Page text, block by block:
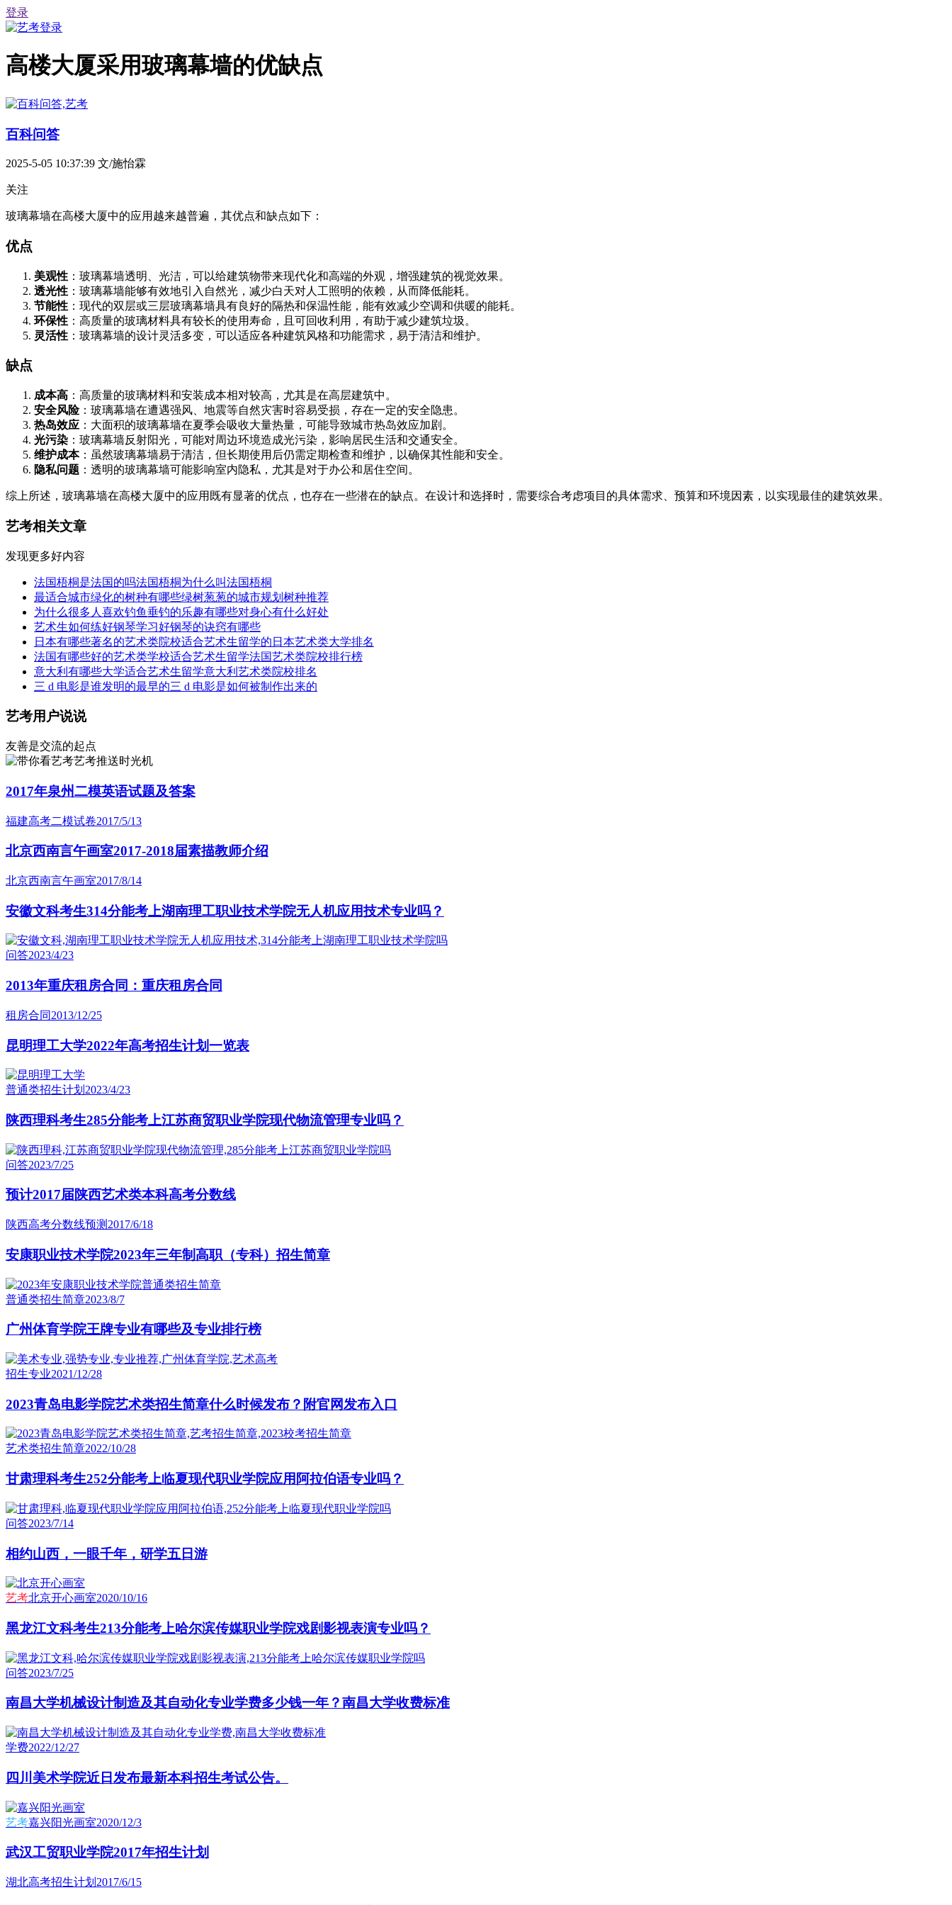
登录
高楼大厦采用玻璃幕墙的优缺点
百科问答
2025-5-05 10:37:39 文/施怡霖
关注
玻璃幕墙在高楼大厦中的应用越来越普遍，其优点和缺点如下：
优点
美观性 ：玻璃幕墙透明、光洁，可以给建筑物带来现代化和高端的外观，增强建筑的视觉效果。
透光性 ：玻璃幕墙能够有效地引入自然光，减少白天对人工照明的依赖，从而降低能耗。
节能性 ：现代的双层或三层玻璃幕墙具有良好的隔热和保温性能，能有效减少空调和供暖的能耗。
环保性 ：高质量的玻璃材料具有较长的使用寿命，且可回收利用，有助于减少建筑垃圾。
灵活性 ：玻璃幕墙的设计灵活多变，可以适应各种建筑风格和功能需求，易于清洁和维护。
缺点
成本高 ：高质量的玻璃材料和安装成本相对较高，尤其是在高层建筑中。
安全风险：玻璃幕墙在遭遇强风、地震等自然灾害时容易受损，存在一定的安全隐患。
热岛效应 ：大面积的玻璃幕墙在夏季会吸收大量热量，可能导致城市热岛效应加剧。
光污染 ：玻璃幕墙反射阳光，可能对周边环境造成光污染，影响居民生活和交通安全。
维护成本：虽然玻璃幕墙易于清洁，但长期使用后仍需定期检查和维护，以确保其性能和安全。
隐私问题 ：透明的玻璃幕墙可能影响室内隐私，尤其是对于办公和居住空间。
综上所述，玻璃幕墙在高楼大厦中的应用既有显著的优点，也存在一些潜在的缺点。在设计和选择时，需要综合考虑项目的具体需求、预算和环境因素，以实现最佳的建筑效果。
艺考相关文章
发现更多好内容
法国梧桐是法国的吗法国梧桐为什么叫法国梧桐
最适合城市绿化的树种有哪些绿树葱葱的城市规划树种推荐
为什么很多人喜欢钓鱼垂钓的乐趣有哪些对身心有什么好处
艺术生如何练好钢琴学习好钢琴的诀窍有哪些
日本有哪些著名的艺术类院校适合艺术生留学的日本艺术类大学排名
法国有哪些好的艺术类学校适合艺术生留学法国艺术类院校排行榜
意大利有哪些大学适合艺术生留学意大利艺术类院校排名
三 d 电影是谁发明的最早的三 d 电影是如何被制作出来的
艺考用户说说
友善是交流的起点
艺考推送时光机
2017年泉州二模英语试题及答案
福建高考二模试卷2017/5/13
北京西南言午画室2017-2018届素描教师介绍
北京西南言午画室2017/8/14
安徽文科考生314分能考上湖南理工职业技术学院无人机应用技术专业吗？
问答2023/4/23
2013年重庆租房合同：重庆租房合同
租房合同 2013/12/25
昆明理工大学2022年高考招生计划一览表
普通类招生计划 2023/4/23
陕西理科考生285分能考上江苏商贸职业学院现代物流管理专业吗？
问答2023/7/25
预计2017届陕西艺术类本科高考分数线
陕西高考分数线预测 2017/6/18
安康职业技术学院2023年三年制高职（专科）招生简章
普通类招生简章2023/8/7
广州体育学院王牌专业有哪些及专业排行榜
招生专业2021/12/28
2023青岛电影学院艺术类招生简章什么时候发布？附官网发布入口
艺术类招生简章2022/10/28
甘肃理科考生252分能考上临夏现代职业学院应用阿拉伯语专业吗？
问答2023/7/14
相约山西，一眼千年，研学五日游
艺考北京开心画室2020/10/16
黑龙江文科考生213分能考上哈尔滨传媒职业学院戏剧影视表演专业吗？
问答2023/7/25
南昌大学机械设计制造及其自动化专业学费多少钱一年？南昌大学收费标准
学费2022/12/27
四川美术学院近日发布最新本科招生考试公告。
艺考嘉兴阳光画室2020/12/3
武汉工贸职业学院2017年招生计划
湖北高考招生计划 2017/6/15